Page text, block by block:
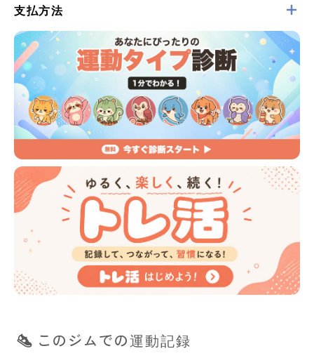
支払方法
このジムでの運動記録